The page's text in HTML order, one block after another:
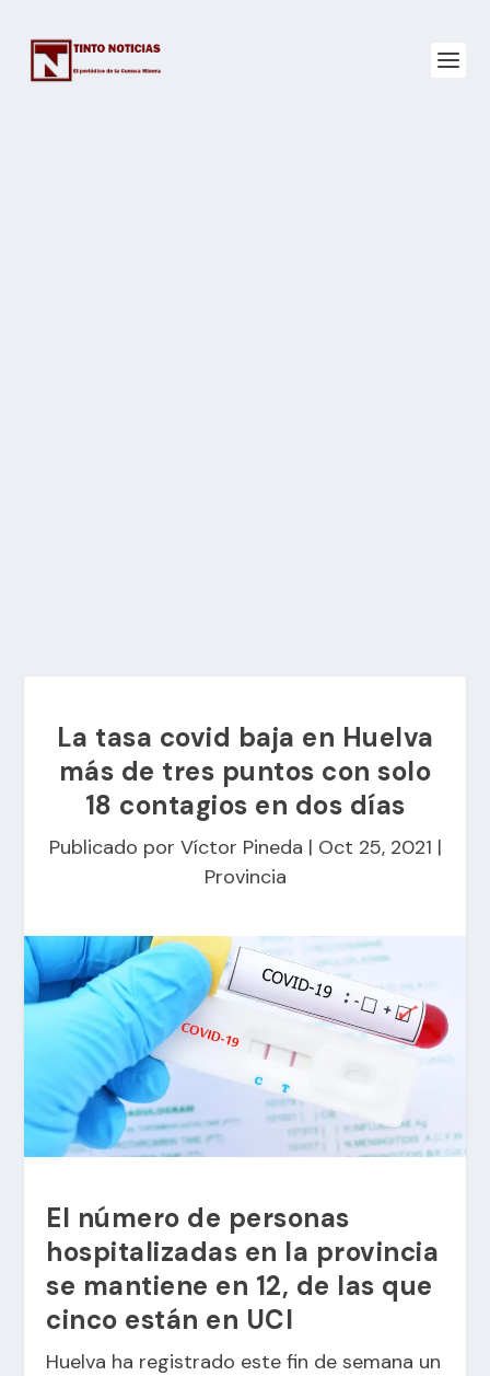
La tasa covid baja en Huelva
más de tres puntos con solo
18 contagios en dos días
Publicado por Víctor Pineda | Oct 25, 2021 |
Provincia
El número de personas
hospitalizadas en la provincia
se mantiene en 12, de las que
cinco están en UCI
Huelva ha registrado este fin de semana un